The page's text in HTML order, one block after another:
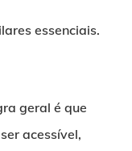
essenciais.
geral é que
acessível,